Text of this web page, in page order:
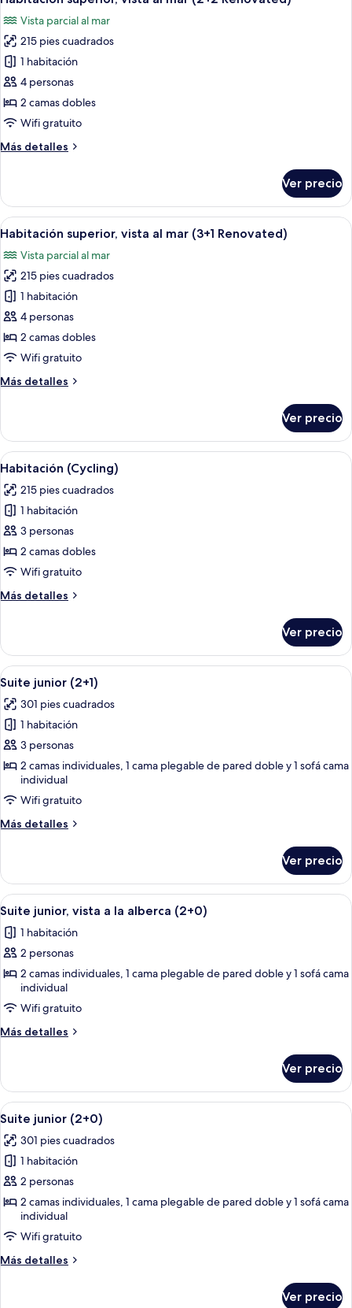
(2+1
Renovated)
todas
las
fotos
de
Habitación
superior,
vista
mar
Vista parcial al mar
215 pies cuadrados
1 habitación
4 personas
2 camas dobles
Wifi gratuito
Más detalles
Más
superior,
vista
al
(2+2
Renovated)
Ver precio
Abrir
todas
las
fotos
de
Habitación
superior,
vista
mar
Habitación de hotel con cama,
2
Habitación superior, vista al mar (3+1 Renovated)
Vista parcial al mar
215 pies cuadrados
1 habitación
4 personas
2 camas dobles
Wifi gratuito
Más detalles
Más
superior,
vista
al
(3+1
Renovated)
Ver precio
Abrir
todas
las
fotos
de
Habitación
(Cycling)
Escritorio, cortinas blackout, wifi
4
Habitación (Cycling)
215 pies cuadrados
1 habitación
3 personas
2 camas dobles
Wifi gratuito
Más detalles
Más
(Cycling)
Ver precio
Abrir
todas
las
fotos
de
Suite
junior
(2+1)
Una sala de estar moderna con una
14
Suite junior (2+1)
301 pies cuadrados
1 habitación
3 personas
2 camas individuales, 1 cama plegable de pared doble y 1 sofá cama
individual
Wifi gratuito
Más detalles
Más
junior
(2+1)
Ver precio
Abrir
todas
las
fotos
de
Suite
junior,
vista
alberca
(2+0)
Un balcón con vista a la piscina,
13
Suite junior, vista a la alberca (2+0)
1 habitación
2 personas
2 camas individuales, 1 cama plegable de pared doble y 1 sofá cama
individual
Wifi gratuito
Más detalles
Más
junior,
vista
a
alberca
(2+0)
Ver precio
Abrir
todas
las
fotos
de
Suite
junior
(2+0)
Una sala de estar moderna con una
14
Suite junior (2+0)
301 pies cuadrados
1 habitación
2 personas
2 camas individuales, 1 cama plegable de pared doble y 1 sofá cama
individual
Wifi gratuito
Más detalles
Más
Ver precio